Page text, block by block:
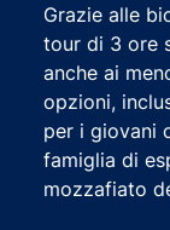
Grazie alle
tour di 3 ore
anche ai
opzioni,
per i giovani
famiglia di
mozzafiato